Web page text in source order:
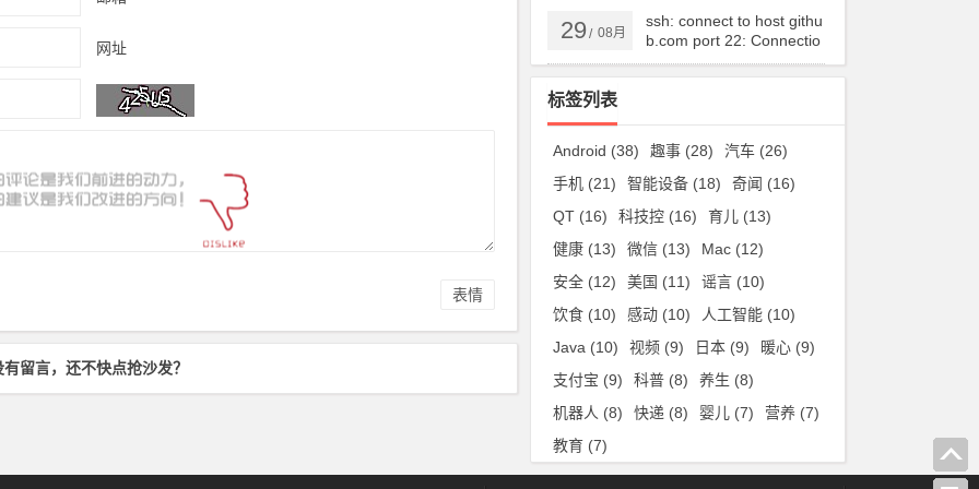
网址
表情
有留言，还不快点抢沙发？
29/ 08月
ssh: connect to host githu
b.com port 22: Connectio
n timed out
标签列表
Android (38) 趣事 (28) 汽车 (26)
手机 (21) 智能设备 (18) 奇闻 (16)
QT (16) 科技控 (16) 育儿 (13)
健康 (13) 微信 (13) Mac (12)
安全 (12) 美国 (11) 谣言 (10)
饮食 (10) 感动 (10) 人工智能 (10)
Java (10) 视频 (9) 日本 (9) 暖心 (9)
支付宝 (9) 科普 (8) 养生 (8)
机器人 (8) 快递 (8) 婴儿 (7) 营养 (7)
教育 (7)